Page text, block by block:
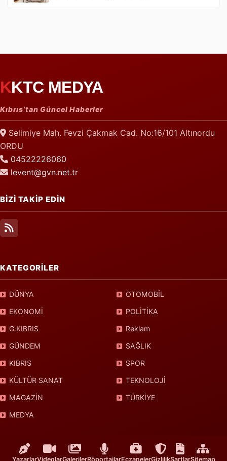
KKTC MEDYA
Kıbrıs’tan Güncel Haberler
Selimiye Mah. Fevzi Çakmak Cad. No:16/101 Altınordu
ORDU
04522226060
levent@gvn.net.tr
BİZİ TAKİP EDİN
KATEGORİLER
DÜNYA
EKONOMİ
G.KIBRIS
GÜNDEM
KIBRIS
KÜLTÜR SANAT
MAGAZİN
MEDYA
OTOMOBİL
POLİTİKA
Reklam
SAĞLIK
SPOR
TEKNOLOJİ
TÜRKİYE
YazarlarVideolarGalerilerRöportajlarEczanelerGizlilikŞartlarSitemap